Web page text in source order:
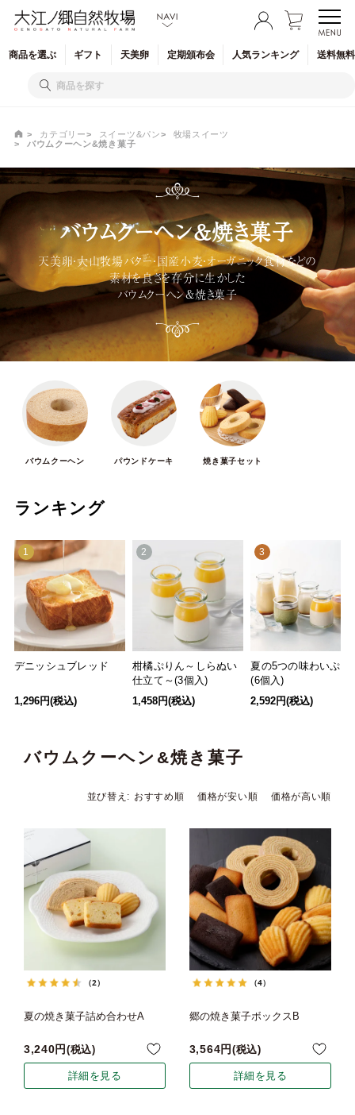
商品を選ぶ ギフト 天美卵 定期頒布会 人気ランキング 送料無
カテゴリー スイーツ&パン
牧場スイーツ
バウムクーヘン&焼き菓子
バウムクーヘン&焼き菓子
天美卵・大山牧場バター・国産小麦・オーガニック食材などの
素材を良さを存分に生かした
バウムクーヘン&焼き菓子
バウムクーヘン パウンドケーキ 焼き菓子セット
ランキング
1
デニッシュブレッド
1,296円(税込)
2
柑橘ぷりん～しらぬい
仕立て～(3個入)
1,458円(税込)
3
夏の5つの味わいぷり
(6個入)
2,592円(税込)
バウムクーヘン&焼き菓子
並び替え おすすめ順 価格が安い順 価格が高い順
（2）
夏の焼き菓子詰め合わせA
3,240 税込
詳細を見る
（4）
郷の焼き菓子ボックスB
3,564 税込
詳細を見る